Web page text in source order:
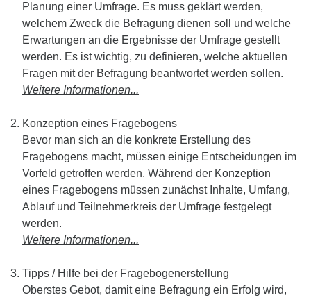
Planung einer Umfrage. Es muss geklärt werden,
welchem Zweck die Befragung dienen soll und welche
Erwartungen an die Ergebnisse der Umfrage gestellt
werden. Es ist wichtig, zu definieren, welche aktuellen
Fragen mit der Befragung beantwortet werden sollen.
Weitere Informationen...
Konzeption eines Fragebogens
Bevor man sich an die konkrete Erstellung des
Fragebogens macht, müssen einige Entscheidungen im
Vorfeld getroffen werden. Während der Konzeption
eines Fragebogens müssen zunächst Inhalte, Umfang,
Ablauf und Teilnehmerkreis der Umfrage festgelegt
werden.
Weitere Informationen...
Tipps / Hilfe bei der Fragebogenerstellung
Oberstes Gebot, damit eine Befragung ein Erfolg wird,